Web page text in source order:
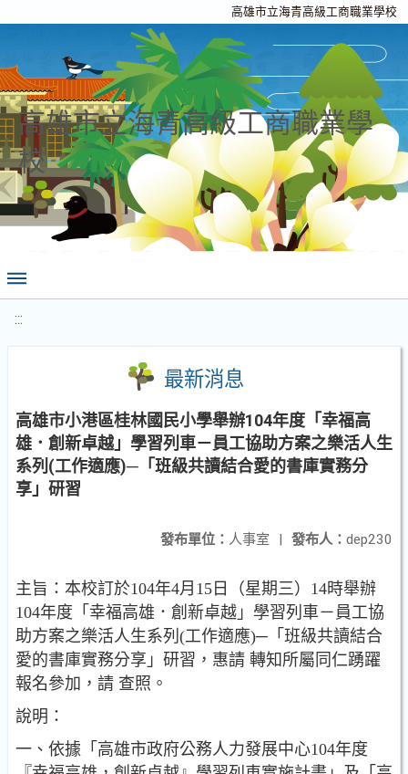
高雄市立海青高級工商職業學校
高雄市立海青高級工商職業學
校
:::
最新消息
高雄市小港區桂林國民小學舉辦104年度「幸福高
雄．創新卓越」學習列車－員工協助方案之樂活人生
系列(工作適應)─「班級共讀結合愛的書庫實務分
享」研習
發布人： dep230
發布單位： 人事室 |
主旨：本校訂於104年4月15日（星期三）14時舉辦
104年度「幸福高雄．創新卓越」學習列車－員工協
助方案之樂活人生系列(工作適應)─「班級共讀結合
愛的書庫實務分享」研習，惠請 轉知所屬同仁踴躍
報名參加，請 查照。
說明：
一、依據「高雄市政府公務人力發展中心104年度